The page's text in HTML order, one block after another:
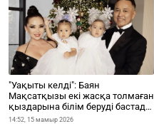
"Уақыты келді": Баян
Мақсатқызы екі жасқа толмаған
қыздарына білім беруді бастады
(ВИДЕО)
14:52, 15 мамыр 2026